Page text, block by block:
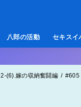
八郎の活動 セキスイ
2-(6).嫁の収納奮闘編 #605